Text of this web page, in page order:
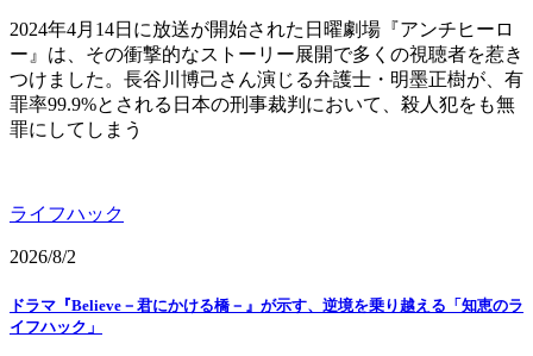
2024年4月14日に放送が開始された日曜劇場『アンチヒーロ
ー』は、その衝撃的なストーリー展開で多くの視聴者を惹き
つけました。長谷川博己さん演じる弁護士・明墨正樹が、有
罪率99.9%とされる日本の刑事裁判において、殺人犯をも無
罪にしてしまう
ライフハック
2026/8/2
ドラマ『Believe－君にかける橋－』が示す、逆境を乗り越える「知恵のラ
イフハック」